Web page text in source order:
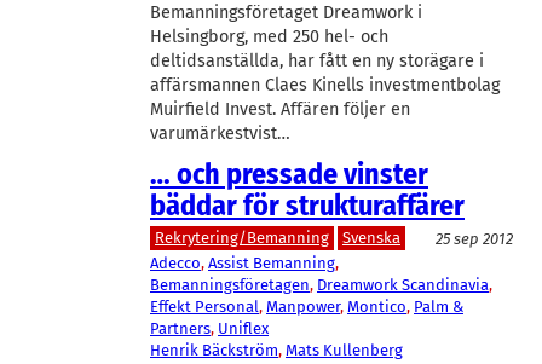
Bemanningsföretaget Dreamwork i
Helsingborg, med 250 hel- och
deltidsanställda, har fått en ny storägare i
affärsmannen Claes Kinells investmentbolag
Muirfield Invest. Affären följer en
varumärkestvist…
… och pressade vinster
bäddar för strukturaffärer
Rekrytering/Bemanning Svenska
25 sep 2012
Adecco, Assist Bemanning
Bemanningsföretagen, Dreamwork Scandinavia
Effekt Personal, Manpower, Montico, Palm &
Partners, Uniflex
Henrik Bäckström, Mats Kullenberg